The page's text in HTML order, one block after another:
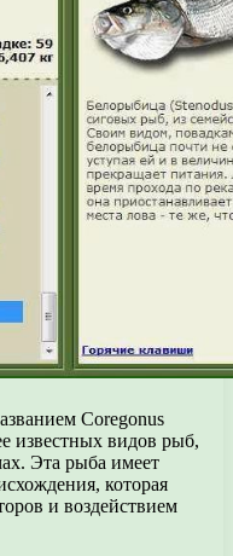
Coregonus
известных видов рыб,
Эта рыба имеет
которая
и воздействием